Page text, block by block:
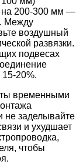
на 200-300 мм —
Между
воздушный
развязки.
подвесах
20%.
временными
заделывайте
и ухудшает
чтобы